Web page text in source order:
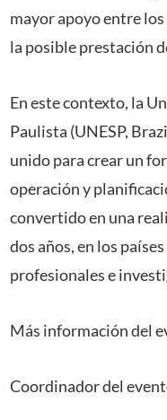
mayor apoyo entre
la posible prestación
En este contexto, la
Paulista (UNESP,
unido para crear un
operación y
convertido en una
dos años, en los
profesionales e
Más información del
Coordinador del